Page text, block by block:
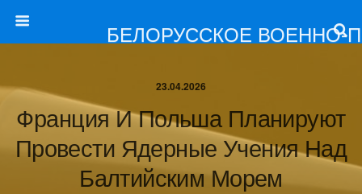
БЕЛОРУССКОЕ ВОЕННО-
23.04.2026
Франция И Польша Планируют
Провести Ядерные Учения Над
Балтийским Морем